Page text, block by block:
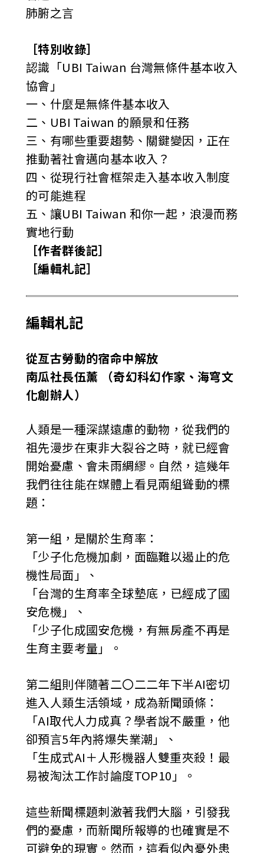
肺腑之言
［特別收錄］
認識「UBI Taiwan 台灣無條件基本收入
協會」
一、什麼是無條件基本收入
二、UBI Taiwan 的願景和任務
三、有哪些重要趨勢、關鍵變因，正在
推動著社會邁向基本收入？
四、從現行社會框架走入基本收入制度
的可能進程
五、讓UBI Taiwan 和你一起，浪漫而務
實地行動
［作者群後記］
［編輯札記］
編輯札記
從亙古勞動的宿命中解放
南瓜社長伍薰 （奇幻科幻作家、海穹文
化創辦人）
人類是一種深謀遠慮的動物，從我們的
祖先漫步在東非大裂谷之時，就已經會
開始憂慮、會未雨綢繆。自然，這幾年
我們往往能在媒體上看見兩組聳動的標
題：
第一組，是關於生育率：
「少子化危機加劇，面臨難以遏止的危
機性局面」、
「台灣的生育率全球墊底，已經成了國
安危機」、
「少子化成國安危機，有無房產不再是
生育主要考量」。
第二組則伴隨著二〇二二年下半AI密切
進入人類生活領域，成為新聞頭條：
「AI取代人力成真？學者說不嚴重，他
卻預言5年內將爆失業潮」、
「生成式AI＋人形機器人雙重夾殺！最
易被淘汰工作討論度TOP10」。
這些新聞標題刺激著我們大腦，引發我
們的憂慮，而新聞所報導的也確實是不
可避免的現實。然而，這看似內憂外患